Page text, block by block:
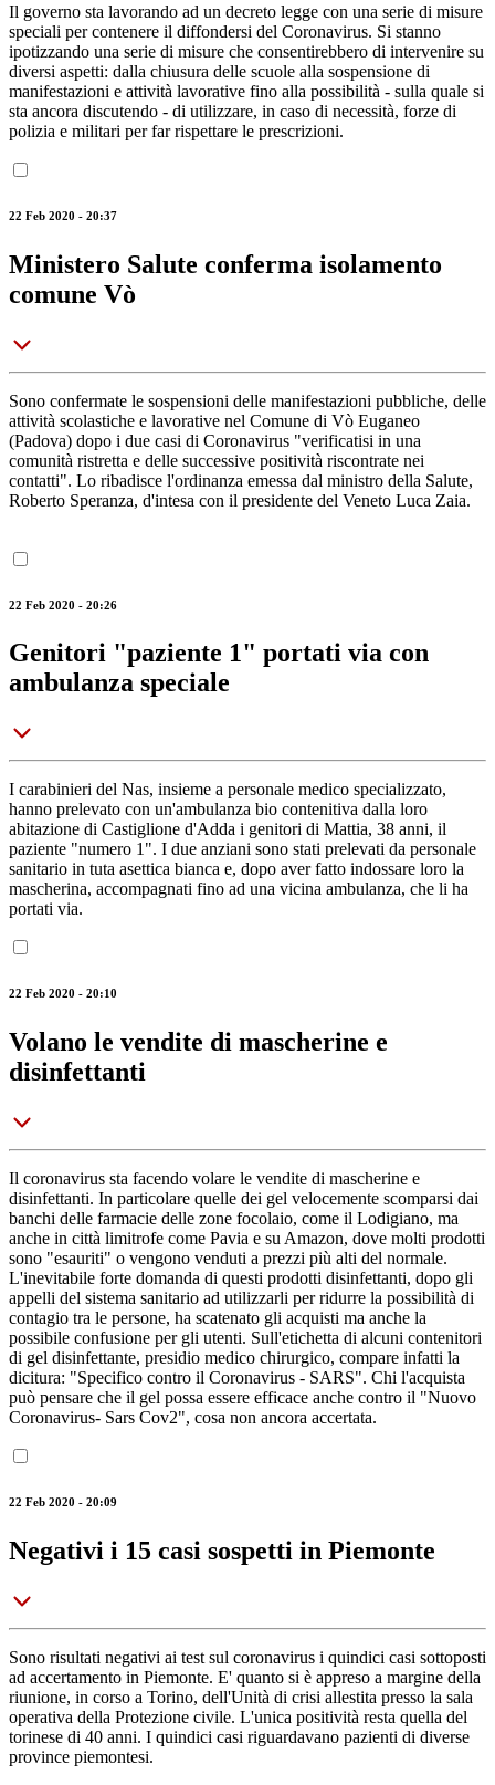
Il governo sta lavorando ad un decreto legge con una serie di misure
speciali per contenere il diffondersi del Coronavirus. Si stanno
ipotizzando una serie di misure che consentirebbero di intervenire su
diversi aspetti: dalla chiusura delle scuole alla sospensione di
manifestazioni e attività lavorative fino alla possibilità - sulla quale si
sta ancora discutendo - di utilizzare, in caso di necessità, forze di
polizia e militari per far rispettare le prescrizioni.
22 Feb 2020 - 20:37
Ministero Salute conferma isolamento
comune Vò
Sono confermate le sospensioni delle manifestazioni pubbliche, delle
attività scolastiche e lavorative nel Comune di Vò Euganeo
(Padova) dopo i due casi di Coronavirus "verificatisi in una
comunità ristretta e delle successive positività riscontrate nei
contatti". Lo ribadisce l'ordinanza emessa dal ministro della Salute,
Roberto Speranza, d'intesa con il presidente del Veneto Luca Zaia.
22 Feb 2020 - 20:26
Genitori "paziente 1" portati via con
ambulanza speciale
I carabinieri del Nas, insieme a personale medico specializzato,
hanno prelevato con un'ambulanza bio contenitiva dalla loro
abitazione di Castiglione d'Adda i genitori di Mattia, 38 anni, il
paziente "numero 1". I due anziani sono stati prelevati da personale
sanitario in tuta asettica bianca e, dopo aver fatto indossare loro la
mascherina, accompagnati fino ad una vicina ambulanza, che li ha
portati via.
22 Feb 2020 - 20:10
Volano le vendite di mascherine e
disinfettanti
Il coronavirus sta facendo volare le vendite di mascherine e
disinfettanti. In particolare quelle dei gel velocemente scomparsi dai
banchi delle farmacie delle zone focolaio, come il Lodigiano, ma
anche in città limitrofe come Pavia e su Amazon, dove molti prodotti
sono "esauriti" o vengono venduti a prezzi più alti del normale.
L'inevitabile forte domanda di questi prodotti disinfettanti, dopo gli
appelli del sistema sanitario ad utilizzarli per ridurre la possibilità di
contagio tra le persone, ha scatenato gli acquisti ma anche la
possibile confusione per gli utenti. Sull'etichetta di alcuni contenitori
di gel disinfettante, presidio medico chirurgico, compare infatti la
dicitura: "Specifico contro il Coronavirus - SARS". Chi l'acquista
può pensare che il gel possa essere efficace anche contro il "Nuovo
Coronavirus- Sars Cov2", cosa non ancora accertata.
22 Feb 2020 - 20:09
Negativi i 15 casi sospetti in Piemonte
Sono risultati negativi ai test sul coronavirus i quindici casi sottoposti
ad accertamento in Piemonte. E' quanto si è appreso a margine della
riunione, in corso a Torino, dell'Unità di crisi allestita presso la sala
operativa della Protezione civile. L'unica positività resta quella del
torinese di 40 anni. I quindici casi riguardavano pazienti di diverse
province piemontesi.